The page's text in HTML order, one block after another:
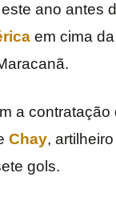
ano antes
em cima
a contratação
Chay,
gols.